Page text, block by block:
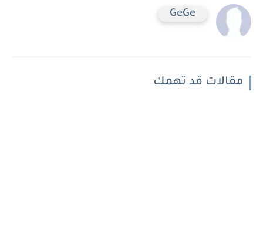
GeGe
مقالات قد تهمك